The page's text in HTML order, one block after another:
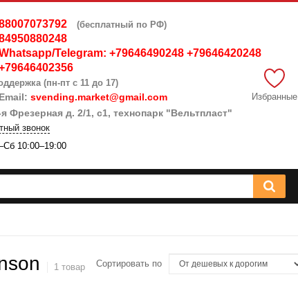
(бесплатный по РФ)
Telegram: +79646490248 +79646420248
(пн-пт с 11 до 17)
Email: svending.market@gmail.com
Фрезерная д. 2/1, с1, технопарк "Вельтпласт"
звонок
10:00–19:00
Избранные
1 товар Сортировать по